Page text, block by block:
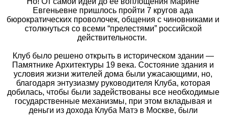
Евгеньевне пришлось пройти 7 кругов ада
бюрократических проволочек, общения с чиновниками и
столкнуться со всеми “прелестями” российской
действительности.
Клуб было решено открыть в историческом здании —
Памятнике Архитектуры 19 века. Состояние здания и
условия жизни жителей дома были ужасающими, но,
благодаря энтузиазму руководителя Клуба, которая
добилась, чтобы были задействованы все необходимые
государственные механизмы, при этом вкладывая и
деньги из дохода Клуба Матэ в Москве, были